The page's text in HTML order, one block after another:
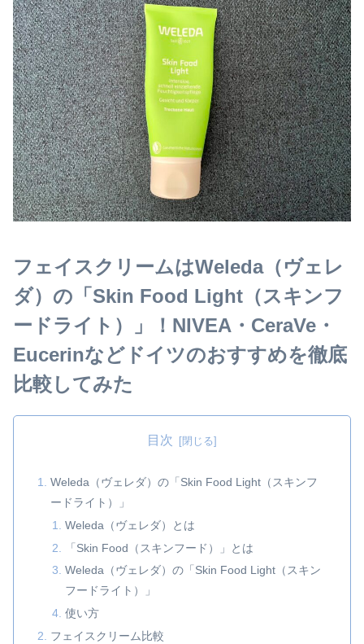
フェイスクリームはWeleda（ヴェレ
ダ）の「Skin Food Light（スキンフ
ードライト）」！NIVEA・CeraVe・
Eucerinなどドイツのおすすめを徹底
比較してみた
目次
Weleda（ヴェレダ）の「Skin Food Light（スキンフ
ードライト）」
Weleda（ヴェレダ）とは
「Skin Food（スキンフード）」とは
Weleda（ヴェレダ）の「Skin Food Light（スキン
フードライト）」
使い方
フェイスクリーム比較